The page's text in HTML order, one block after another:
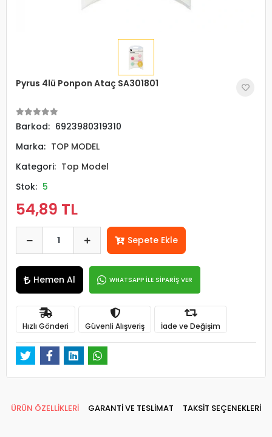
Pyrus 4lü Ponpon Ataç SA301801
Barkod: 6923980319310
Marka: TOP MODEL
Kategori: Top Model
Stok: 5
54,89 TL
Sepete Ekle
Hemen Al WHATSAPP İLE SİPARİŞ VER
Hızlı Gönderi Güvenli Alışveriş İade ve Değişim
ÜRÜN ÖZELLİKLERİ GARANTİ VE TESLİMAT TAKSİT SEÇENEKLERİ